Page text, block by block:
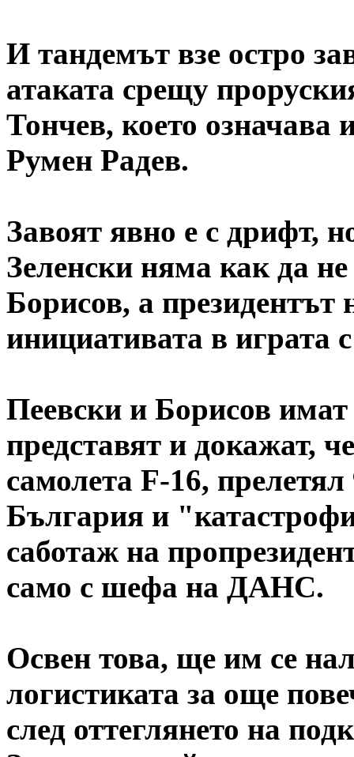
И тандемът взе остро
атаката срещу
Тончев, което означава
Румен Радев.
Завоят явно е с дрифт,
Зеленски няма как да
Борисов, а президентът
инициативата в играта
Пеевски и Борисов имат
представят и докажат,
самолета F-16,
България и
саботаж на
само с шефа на ДАНС.
Освен това, ще им се
логистиката за още
след оттеглянето на